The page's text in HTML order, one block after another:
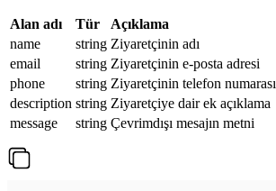
Alan adı Tür
Açıklama
name
string Ziyaretçinin adı
email
string Ziyaretçinin e-posta adresi
phone
string Ziyaretçinin telefon numarası
description string Ziyaretçiye dair ek açıklama
message
string Çevrimdışı mesajın metni